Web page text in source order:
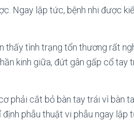
Ngay lập tức, bệnh nhi được
thấy tình trạng tổn thương rất
kinh giữa, đứt gân gấp cổ tay
phải cắt bỏ bàn tay trái vì bàn
phẫu thuật vi phẫu ngay lập